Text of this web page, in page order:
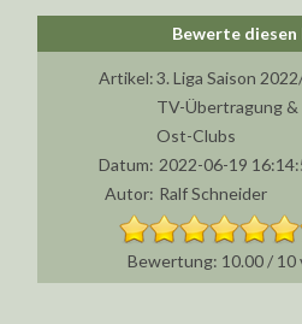
Artikel:3. Liga Saison
TV-Übertragung &
Ost-Clubs
Datum: 2022-06-19
Autor: Ralf Schneider
10.00/ 10